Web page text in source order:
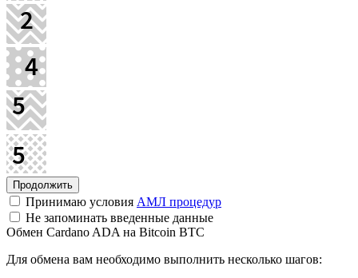
Принимаю условия АМЛ процедур
Не запоминать введенные данные
Обмен Cardano ADA на Bitcoin BTC
Для обмена вам необходимо выполнить несколько шагов: